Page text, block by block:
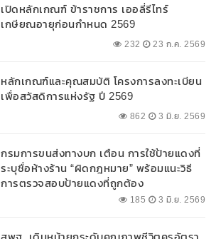
เปิดหลักเกณฑ์ ข้าราชการ เออลี่รีไทร์
เกษียณอายุก่อนกำหนด 2569
232 23 ก.ค. 2569
หลักเกณฑ์และคุณสมบัติ โครงการลงทะเบียน
เพื่อสวัสดิการแห่งรัฐ ปี 2569
862 3 มิ.ย. 2569
กรมการขนส่งทางบก เตือน การใช้ป้ายแดงที่
ระบุชื่อห้างร้าน “ผิดกฎหมาย” พร้อมแนะวิธี
การตรวจสอบป้ายแดงที่ถูกต้อง
185 3 มิ.ย. 2569